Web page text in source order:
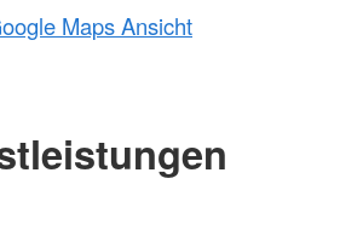
Maps Ansicht